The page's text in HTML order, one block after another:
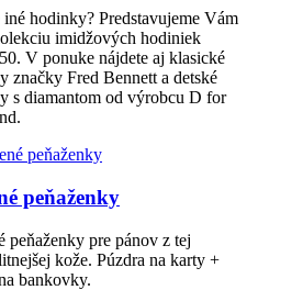
iné hodinky? Predstavujeme Vám
imidžových hodiniek
V ponuke nájdete aj klasické
značky Fred Bennett a detské
s diamantom od výrobcu D for
peňaženky
peňaženky pre pánov z tej
kože. Púzdra na karty +
bankovky.